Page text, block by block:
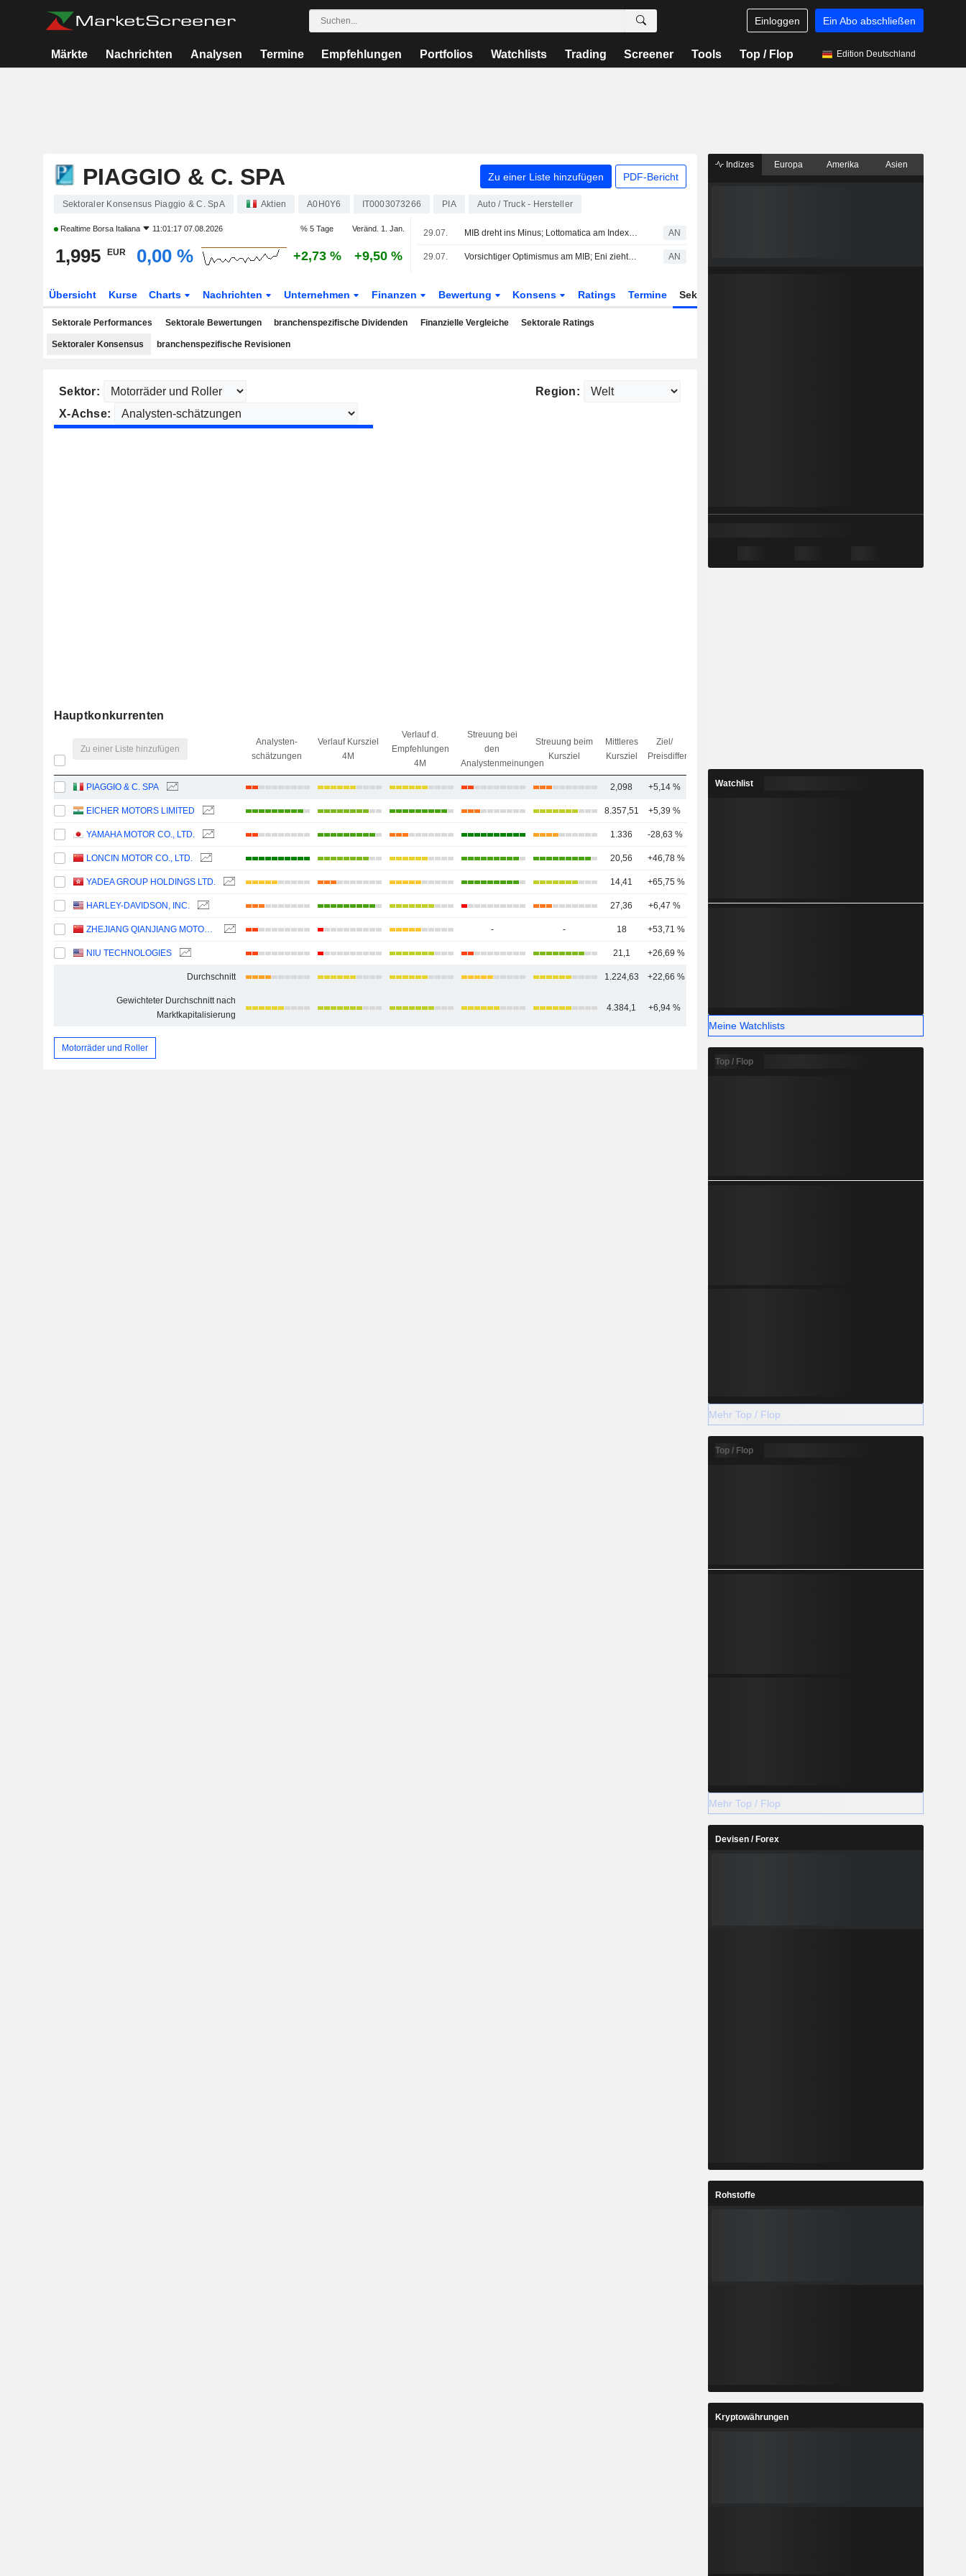
Einloggen Ein Abo abschließen
Märkte Nachrichten Analysen Termine Empfehlungen Portfolios Watchlists Trading Screener Tools Top / Flop Edition Deutschland
PIAGGIO & C. SPA Zu einer Liste hinzufügen PDF-Bericht
Sektoraler Konsensus Piaggio & C. SpA Aktien A0H0Y6 IT0003073266 PIA Auto / Truck - Hersteller
Realtime Borsa Italiana 11:01:17 07.08.2026 % 5 Tage Veränd. 1. Jan.
1,995 EUR 0,00 % +2,73 % +9,50 %
29.07. MIB dreht ins Minus; Lottomatica am Indexende AN
29.07. Vorsichtiger Optimismus am MIB; Eni zieht die Blue Chips an AN
Übersicht Kurse Charts Nachrichten Unternehmen Finanzen Bewertung Konsens Ratings Termine Sektor
Sektorale Performances Sektorale Bewertungen branchenspezifische Dividenden Finanzielle Vergleiche Sektorale Ratings
Sektoraler Konsensus branchenspezifische Revisionen
Sektor:
Region:
X-Achse:
Hauptkonkurrenten
Zu einer Liste hinzufügen
Analysten-
schätzungen
Verlauf Kursziel
4M
Verlauf d.
Empfehlungen
4M
Streuung bei
den
Analystenmeinungen
Streuung beim
Kursziel
Mittleres
Kursziel
Ziel/
Preisdifferenz
PIAGGIO & C. SPA 2,098 +5,14 %
EICHER MOTORS LIMITED 8.357,51 +5,39 %
YAMAHA MOTOR CO., LTD. 1.336 -28,63 %
LONCIN MOTOR CO., LTD. 20,56 +46,78 %
YADEA GROUP HOLDINGS LTD. 14,41 +65,75 %
HARLEY-DAVIDSON, INC. 27,36 +6,47 % 11
ZHEJIANG QIANJIANG MOTORCYCLE CO., LTD. - - 18 +53,71 %
NIU TECHNOLOGIES 21,1 +26,69 %
Durchschnitt 1.224,63 +22,66 %
Gewichteter Durchschnitt nach
Marktkapitalisierung
4.384,1 +6,94 %
Motorräder und Roller
Indizes Europa Amerika Asien
Watchlist
Meine Watchlists
Top / Flop
Mehr Top / Flop
Top / Flop
Mehr Top / Flop
Devisen / Forex
Rohstoffe
Kryptowährungen